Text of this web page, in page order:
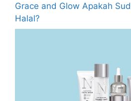
Grace and Glow Apakah
Halal?